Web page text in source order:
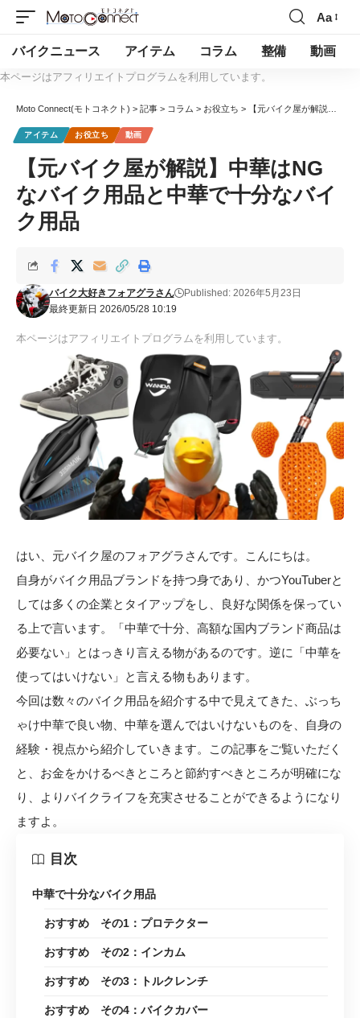
Aa
バイクニュース アイテム コラム 整備 動画
本ページはアフィリエイトプログラムを利用しています。
Moto Connect(モトコネクト) > 記事 > コラム > お役立ち > 【元バイク屋が解説】中華はNGなバイク用品と中華で十分なバイク用品
アイテム お役立ち 動画
【元バイク屋が解説】中華はNG
なバイク用品と中華で十分なバイ
ク用品
最終更新日 2026/05/28 10:19
バイク大好きフォアグラさん Published: 2026年5月23日
本ページはアフィリエイトプログラムを利用しています。
はい、元バイク屋のフォアグラさんです。こんにちは。
自身がバイク用品ブランドを持つ身であり、かつYouTuberと
しては多くの企業とタイアップをし、良好な関係を保ってい
る上で言います。「中華で十分、高額な国内ブランド商品は
必要ない」とはっきり言える物があるのです。逆に「中華を
使ってはいけない」と言える物もあります。
今回は数々のバイク用品を紹介する中で見えてきた、ぶっち
ゃけ中華で良い物、中華を選んではいけないものを、自身の
経験・視点から紹介していきます。この記事をご覧いただく
と、お金をかけるべきところと節約すべきところが明確にな
り、よりバイクライフを充実させることができるようになり
ますよ。
目次
中華で十分なバイク用品
おすすめ その1：プロテクター
おすすめ その2：インカム
おすすめ その3：トルクレンチ
おすすめ その4：バイクカバー